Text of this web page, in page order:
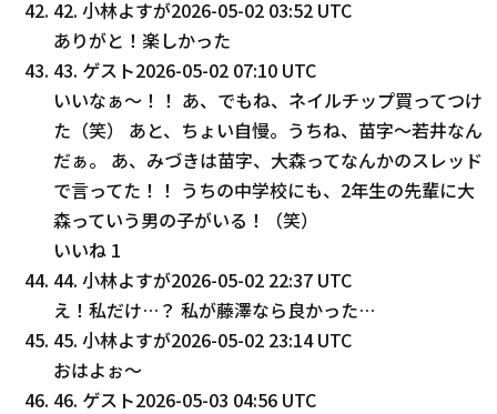
42. 小林よすが2026-05-02 03:52 UTC
ありがと！楽しかった
43. ゲスト2026-05-02 07:10 UTC
いいなぁ〜！！ あ、でもね、ネイルチップ買ってつけ
た（笑） あと、ちょい自慢。うちね、苗字〜若井なん
だぁ。 あ、みづきは苗字、大森ってなんかのスレッド
で言ってた！！ うちの中学校にも、2年生の先輩に大
森っていう男の子がいる！（笑）
いいね 1
44. 小林よすが2026-05-02 22:37 UTC
え！私だけ…？ 私が藤澤なら良かった…
45. 小林よすが2026-05-02 23:14 UTC
おはよぉ〜
46. ゲスト2026-05-03 04:56 UTC